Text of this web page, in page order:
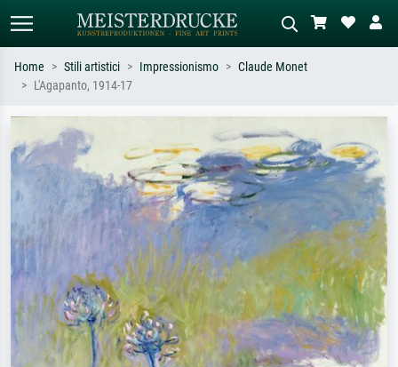
Cerca per artista, titolo o stile – es.
Monet, Notte stellata,
Impressionismo, onda di Hokusai,
nudo.
Descrivi la scena – es. prato verde,
astratto con molto rosso, dipinto a
olio scuro, nudo in piedi vicino a un
albero.
Home Stili artistici Impressionismo
Claude Monet
L'Agapanto, 1914-17